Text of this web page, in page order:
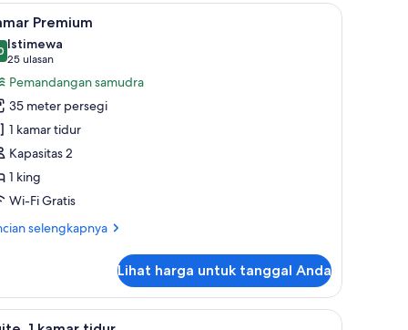
premium, minibar, brankas, dan meja kerjaKamar Premium | Seprai premium, minibar,
7 Premium
dari 10
Istimewa
25 ulasan
(25
ulasan)
Pemandangan samudra
35 meter persegi
1 kamar tidur
Kapasitas 2
1 king
Wi-Fi Gratis
selengkapnya
Lihat harga untuk tanggal Anda
dari kamar
17